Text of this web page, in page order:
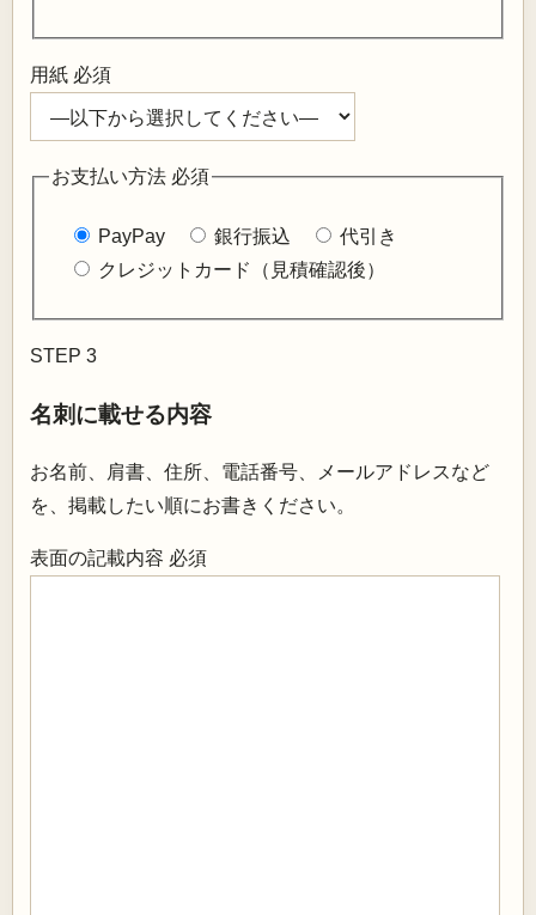
用紙 必須
お支払い方法 必須
PayPay 銀行振込
代引き
クレジットカード（見積確認後）
STEP 3
名刺に載せる内容
お名前、肩書、住所、電話番号、メールアドレスなど
を、掲載したい順にお書きください。
表面の記載内容 必須